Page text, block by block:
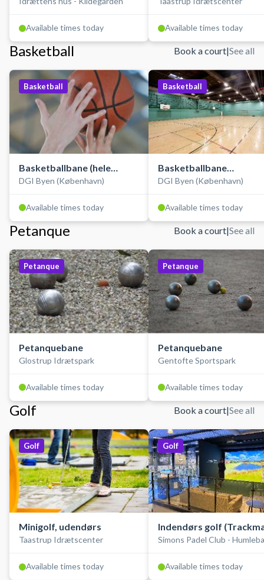
Available times today Available times today
Basketball Book a court|See all
Basketball
Basketballbane (hele
hallen)
DGI Byen (København)
Available times today
Basketball
Basketballbane
(træningsbane)
DGI Byen (København)
Available times today
Petanque Book a court|See all
Petanque
Petanquebane
Glostrup Idrætspark
Available times today
Petanque
Petanquebane
Gentofte Sportspark
Available times today
Golf Book a court|See all
Golf
Minigolf, udendørs
Taastrup Idrætscenter
Available times today
Golf
Indendørs golf
golfsimulator)
Simons Padel Club -
Available times today